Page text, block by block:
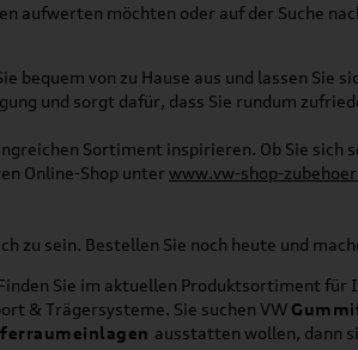
aufwerten möchten oder auf der Suche
bequem von zu Hause aus und lassen
und sorgt dafür, dass Sie rundum
Sortiment inspirieren. Ob Sie
Online-Shop unter www.vw-shop-
sein. Bestellen Sie noch heute und
Sie im aktuellen Produktsortiment
& Trägersysteme. Sie suchen VW
ausstatten wollen, dann